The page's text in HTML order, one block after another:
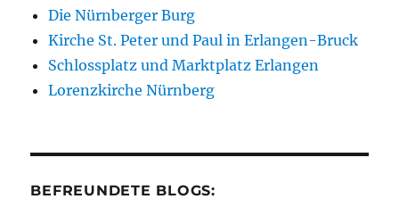
Die Nürnberger Burg
Kirche St. Peter und Paul in Erlangen-Bruck
Schlossplatz und Marktplatz Erlangen
Lorenzkirche Nürnberg
BEFREUNDETE BLOGS: